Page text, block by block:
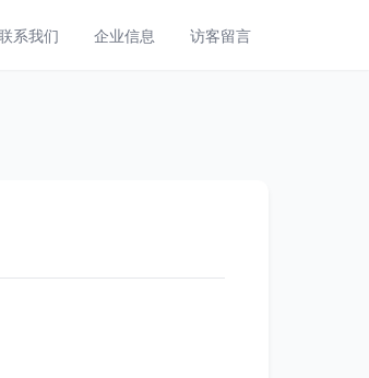
系我们 企业信息 访客留言